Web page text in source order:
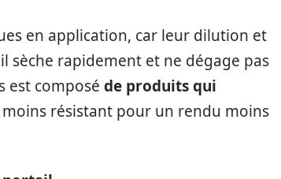
en application, car leur dilution et
sèche rapidement et ne dégage pas
est composé de produits qui
résistant pour un rendu moins